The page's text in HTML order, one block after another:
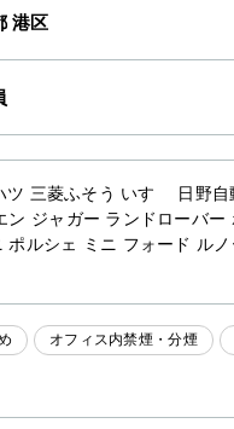
港区
三菱ふそう いすゞ 日野
ジャガー ランドローバ
ルシェ ミニ フォード ル
オフィス内禁煙・分煙